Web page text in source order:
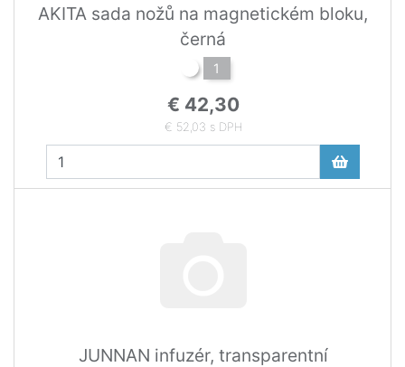
AKITA sada nožů na magnetickém bloku,
černá
1
€ 42,30
€ 52,03 s DPH
JUNNAN infuzér, transparentní